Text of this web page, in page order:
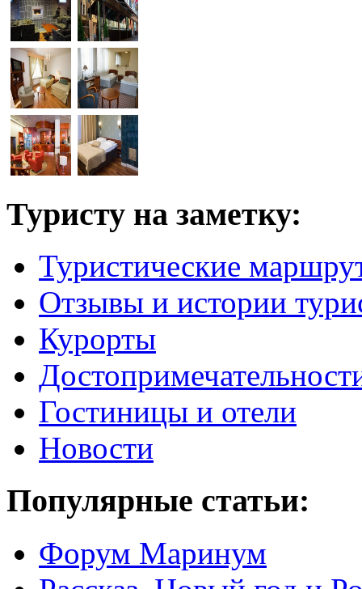
Туристу на заметку:
Туристические
Отзывы и истории
Курорты
Гостиницы и отели
Новости
Популярные статьи:
Форум Маринум